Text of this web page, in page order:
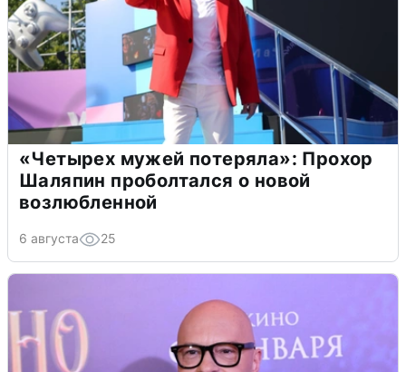
«Четырех мужей потеряла»: Прохор
Шаляпин проболтался о новой
возлюбленной
6 августа 25